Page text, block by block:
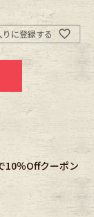
りに登録する
10％Offクーポン